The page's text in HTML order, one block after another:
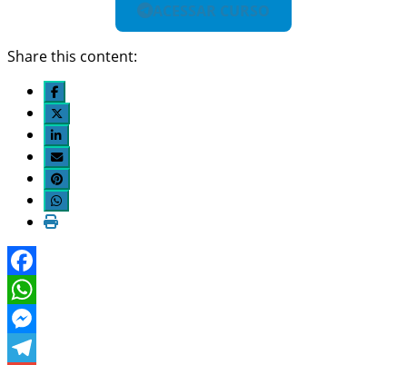
ACESSAR CURSO
Share this content:
Facebook
WhatsApp
Messenger